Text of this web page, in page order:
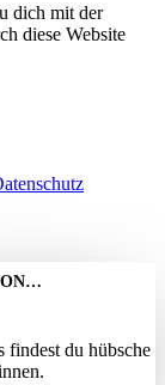
dich mit der
diese Website
findest du hübsche